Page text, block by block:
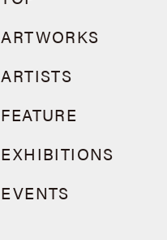
ARTWORKS
ARTISTS
FEATURE
EXHIBITIONS
EVENTS